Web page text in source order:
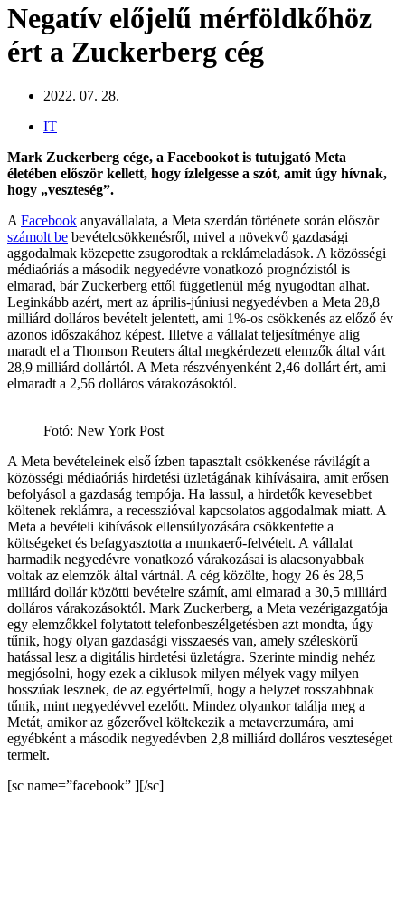
Negatív előjelű mérföldkőhöz
ért a Zuckerberg cég
2022. 07. 28.
IT
Mark Zuckerberg cége, a Facebookot is tutujgató Meta
életében először kellett, hogy ízlelgesse a szót, amit úgy hívnak,
hogy „veszteség”.
AFacebook anyavállalata, a Meta szerdán története során először
számolt be bevételcsökkenésről, mivel a növekvő gazdasági
aggodalmak közepette zsugorodtak a reklámeladások. A közösségi
médiaóriás a második negyedévre vonatkozó prognózistól is
elmarad, bár Zuckerberg ettől függetlenül még nyugodtan alhat.
Leginkább azért, mert az április-júniusi negyedévben a Meta 28,8
milliárd dolláros bevételt jelentett, ami 1%-os csökkenés az előző év
azonos időszakához képest. Illetve a vállalat teljesítménye alig
maradt el a Thomson Reuters által megkérdezett elemzők által várt
28,9 milliárd dollártól. A Meta részvényenként 2,46 dollárt ért, ami
elmaradt a 2,56 dolláros várakozásoktól.
Fotó: New York Post
A Meta bevételeinek első ízben tapasztalt csökkenése rávilágít a
közösségi médiaóriás hirdetési üzletágának kihívásaira, amit erősen
befolyásol a gazdaság tempója. Ha lassul, a hirdetők kevesebbet
költenek reklámra, a recesszióval kapcsolatos aggodalmak miatt. A
Meta a bevételi kihívások ellensúlyozására csökkentette a
költségeket és befagyasztotta a munkaerő-felvételt. A vállalat
harmadik negyedévre vonatkozó várakozásai is alacsonyabbak
voltak az elemzők által vártnál. A cég közölte, hogy 26 és 28,5
milliárd dollár közötti bevételre számít, ami elmarad a 30,5 milliárd
dolláros várakozásoktól. Mark Zuckerberg, a Meta vezérigazgatója
egy elemzőkkel folytatott telefonbeszélgetésben azt mondta, úgy
tűnik, hogy olyan gazdasági visszaesés van, amely széleskörű
hatással lesz a digitális hirdetési üzletágra. Szerinte mindig nehéz
megjósolni, hogy ezek a ciklusok milyen mélyek vagy milyen
hosszúak lesznek, de az egyértelmű, hogy a helyzet rosszabbnak
tűnik, mint negyedévvel ezelőtt. Mindez olyankor találja meg a
Metát, amikor az gőzerővel költekezik a metaverzumára, ami
egyébként a második negyedévben 2,8 milliárd dolláros veszteséget
termelt.
[sc name=”facebook” ][/sc]